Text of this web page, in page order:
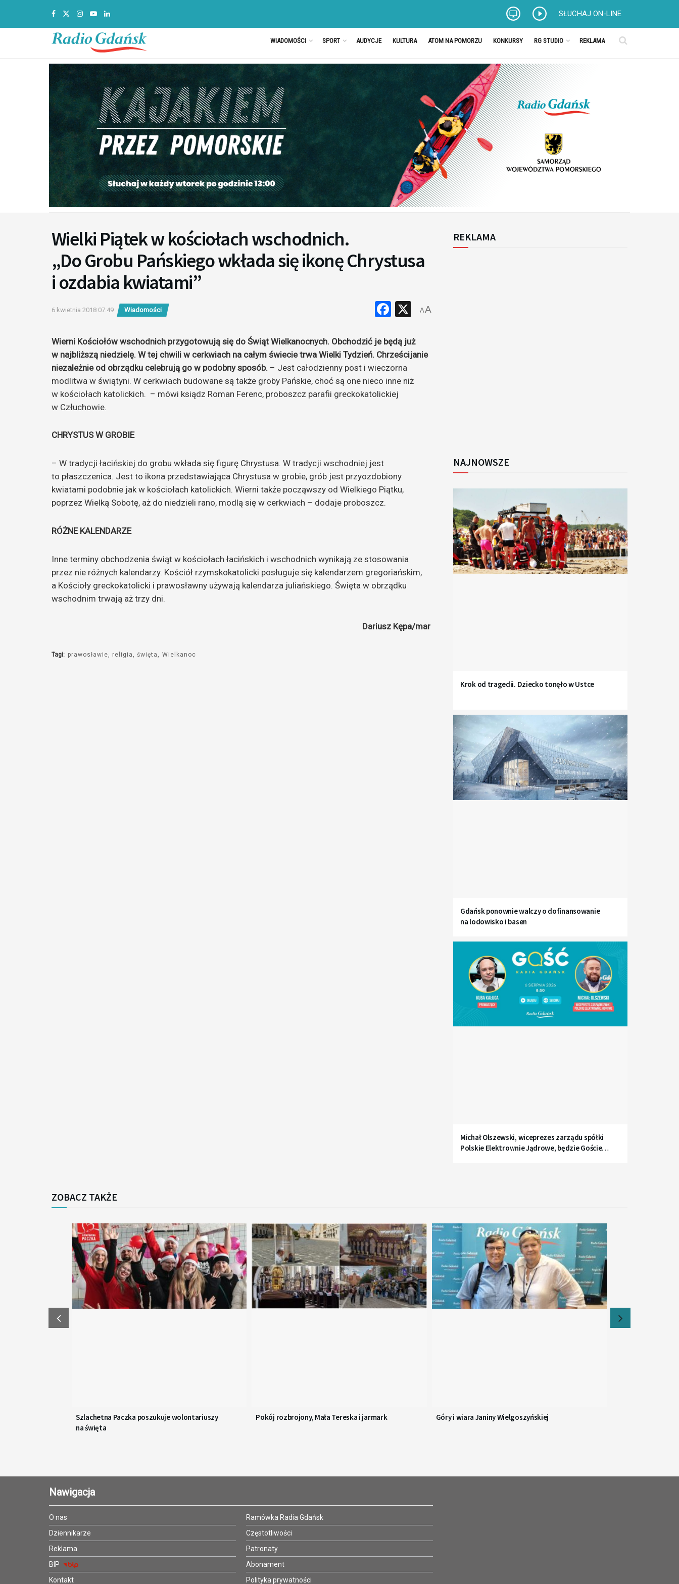
SŁUCHAJ ON-LINE
WIADOMOŚCI SPORT AUDYCJE KULTURA ATOM NA POMORZU KONKURSY RG STUDIO REKLAMA
Wielki Piątek w kościołach wschodnich.
„Do Grobu Pańskiego wkłada się ikonę Chrystusa
i ozdabia kwiatami”
6 kwietnia 2018 07:49 Wiadomości Facebook
X
AA
Wierni Kościołów wschodnich przygotowują się do Świąt Wielkanocnych. Obchodzić je będą już
w najbliższą niedzielę. W tej chwili w cerkwiach na całym świecie trwa Wielki Tydzień. Chrześcijanie
niezależnie od obrządku celebrują go w podobny sposób. – Jest całodzienny post i wieczorna
modlitwa w świątyni. W cerkwiach budowane są także groby Pańskie, choć są one nieco inne niż
w kościołach katolickich. – mówi ksiądz Roman Ferenc, proboszcz parafii greckokatolickiej
w Człuchowie.
CHRYSTUS W GROBIE
– W tradycji łacińskiej do grobu wkłada się figurę Chrystusa. W tradycji wschodniej jest
to płaszczenica. Jest to ikona przedstawiająca Chrystusa w grobie, grób jest przyozdobiony
kwiatami podobnie jak w kościołach katolickich. Wierni także począwszy od Wielkiego Piątku,
poprzez Wielką Sobotę, aż do niedzieli rano, modlą się w cerkwiach – dodaje proboszcz.
RÓŻNE KALENDARZE
Inne terminy obchodzenia świąt w kościołach łacińskich i wschodnich wynikają ze stosowania
przez nie różnych kalendarzy. Kościół rzymskokatolicki posługuje się kalendarzem gregoriańskim,
a Kościoły greckokatolicki i prawosławny używają kalendarza juliańskiego. Święta w obrządku
wschodnim trwają aż trzy dni.
Dariusz Kępa/mar
Tagi: prawosławie religia święta Wielkanoc
REKLAMA
NAJNOWSZE
Krok od tragedii. Dziecko tonęło w Ustce
Gdańsk ponownie walczy o dofinansowanie
na lodowisko i basen
Michał Olszewski, wiceprezes zarządu spółki
Polskie Elektrownie Jądrowe, będzie Gościem
ZOBACZ TAKŻE
Szlachetna Paczka poszukuje wolontariuszy
na święta
Pokój rozbrojony, Mała Tereska i jarmark Góry i wiara Janiny Wielgoszyńskiej
Nawigacja
O nas
Dziennikarze
Reklama
BIP
Kontakt
Ramówka Radia Gdańsk
Częstotliwości
Patronaty
Abonament
Polityka prywatności